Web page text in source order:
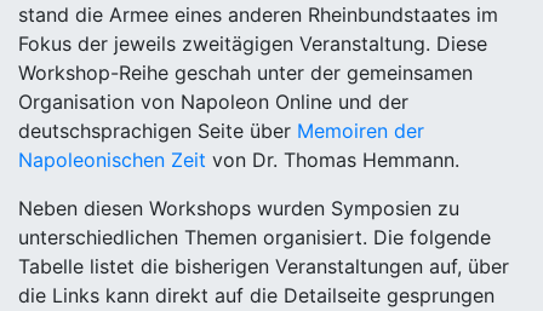
stand die Armee eines anderen Rheinbundstaates im
Fokus der jeweils zweitägigen Veranstaltung. Diese
Workshop-Reihe geschah unter der gemeinsamen
Organisation von Napoleon Online und der
deutschsprachigen Seite über Memoiren der
Napoleonischen Zeit von Dr. Thomas Hemmann.
Neben diesen Workshops wurden Symposien zu
unterschiedlichen Themen organisiert. Die folgende
Tabelle listet die bisherigen Veranstaltungen auf, über
die Links kann direkt auf die Detailseite gesprungen